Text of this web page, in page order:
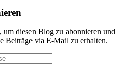
diesen Blog zu abonnieren und
Beiträge via E-Mail zu erhalten.